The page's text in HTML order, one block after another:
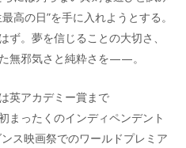
高の日”を手に入れようとする。
ず。夢を信じることの大切さ、
無邪気さと純粋さを——。
英アカデミー賞まで
まったくのインディペンデント
ス映画祭でのワールドプレミア